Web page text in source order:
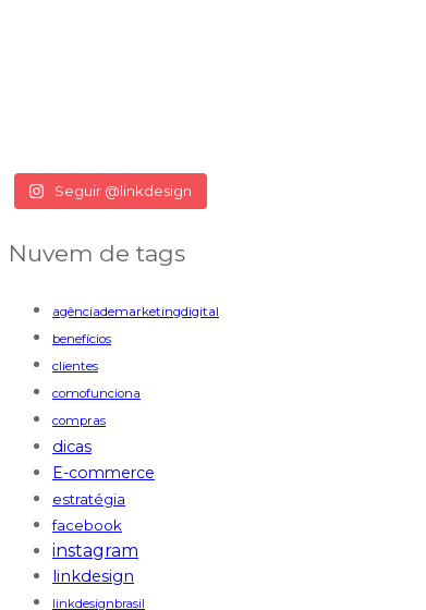
Seguir @linkdesign
Nuvem de tags
agênciademarketingdigital
benefícios
clientes
comofunciona
compras
dicas
E-commerce
estratégia
facebook
instagram
linkdesign
linkdesignbrasil